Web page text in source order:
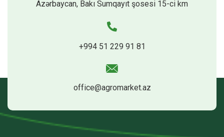
Azərbaycan, Bakı Sumqayıt şosesi 15-ci km
+994 51 229 91 81
office@agromarket.az